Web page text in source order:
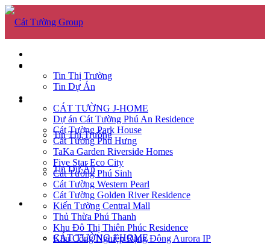
TIN TỨC
Tin Thị Trường
Tin Dự Án
DỰ ÁN
CÁT TƯỜNG J-HOME
Tin Thị Trường
Tin Dự Án
CÁT TƯỜNG J-HOME
Dự án Cát Tường Phú An Residence
Cát Tường Park House
Cát Tường Phú Hưng
TaKa Garden Riverside Homes
Five Star Eco City
Cát Tường Phú Sinh
Cát Tường Western Pearl
Cát Tường Golden River Residence
Kiến Tường Central Mall
Thủ Thừa Phú Thanh
Khu Đô Thị Thiên Phúc Residence
Khu Công Nghiệp Rạng Đông Aurora IP